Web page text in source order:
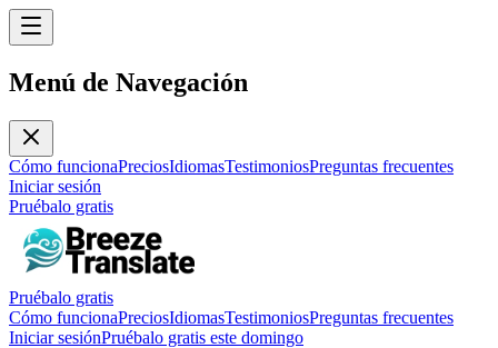
Menú de Navegación
Cómo funcionaPreciosIdiomasTestimoniosPreguntas frecuentes
Iniciar sesión
Pruébalo gratis
Pruébalo gratis
Cómo funcionaPreciosIdiomasTestimoniosPreguntas frecuentes
Iniciar sesiónPruébalo gratis este domingo